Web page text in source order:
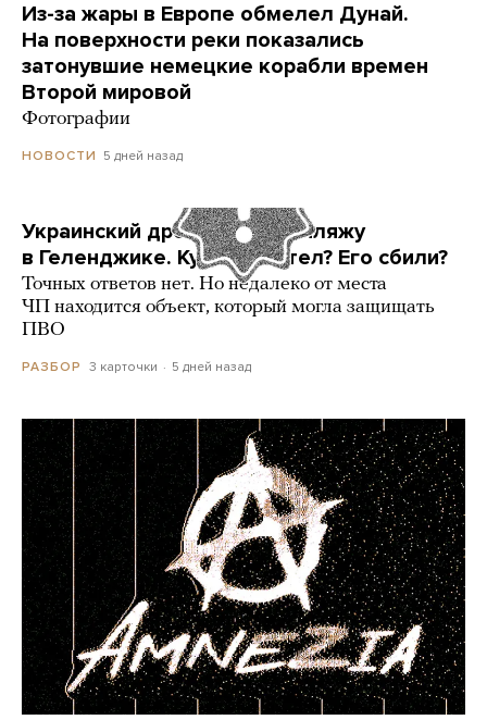
Из-за жары в Европе обмелел Дунай.
На поверхности реки показались
затонувшие немецкие корабли времен
Второй мировой
Фотографии
НОВОСТИ 5 дней назад
Украинский дрон попал по пляжу
в Геленджике. Куда он летел? Его сбили?
Точных ответов нет. Но недалеко от места
ЧП находится объект, который могла защищать
ПВО
РАЗБОР 3 карточки 5 дней назад